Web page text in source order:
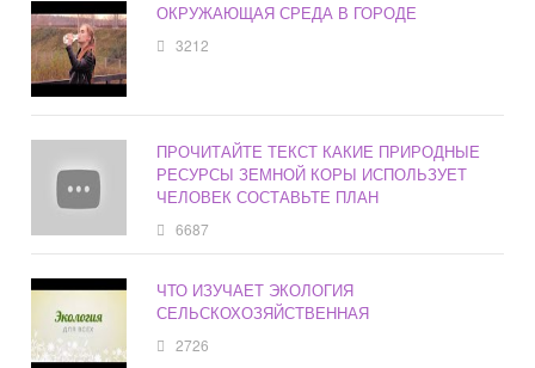
ОКРУЖАЮЩАЯ СРЕДА В ГОРОДЕ
3212
ПРОЧИТАЙТЕ ТЕКСТ КАКИЕ ПРИРОДНЫЕ
РЕСУРСЫ ЗЕМНОЙ КОРЫ ИСПОЛЬЗУЕТ
ЧЕЛОВЕК СОСТАВЬТЕ ПЛАН
6687
ЧТО ИЗУЧАЕТ ЭКОЛОГИЯ
СЕЛЬСКОХОЗЯЙСТВЕННАЯ
2726